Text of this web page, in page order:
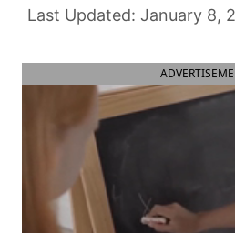
January 8,